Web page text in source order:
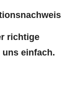
richtige
einfach.